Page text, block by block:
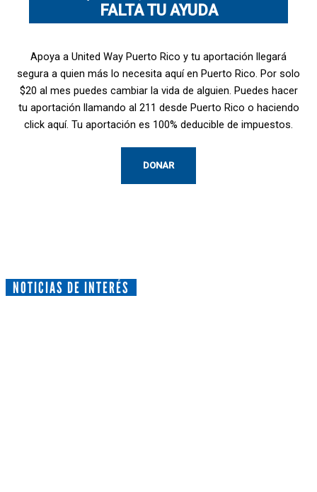
FALTA TU AYUDA
Apoya a United Way Puerto Rico y tu aportación llegará
segura a quien más lo necesita aquí en Puerto Rico. Por solo
$20 al mes puedes cambiar la vida de alguien. Puedes hacer
tu aportación llamando al 211 desde Puerto Rico o haciendo
click aquí. Tu aportación es 100% deducible de impuestos.
DONAR
NOTICIAS DE INTERÉS